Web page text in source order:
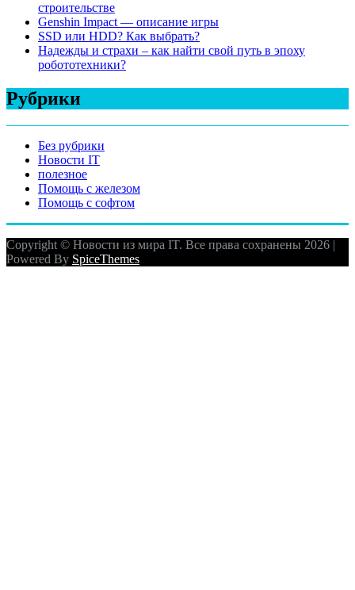
строительстве
Genshin Impact — описание игры
SSD или HDD? Как выбрать?
Надежды и страхи – как найти свой путь в эпоху
робототехники?
Рубрики
Без рубрики
Новости IT
полезное
Помощь с железом
Помощь с софтом
Copyright © Новости из мира IT. Все права сохранены 2026 |
Powered By SpiceThemes